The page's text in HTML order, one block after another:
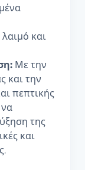
και
Με την
και την
πεπτικής
της
και